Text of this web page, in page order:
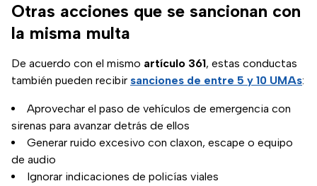
Otras acciones que se sancionan con
la misma multa
De acuerdo con el mismo artículo 361, estas conductas
también pueden recibir sanciones de entre 5 y 10 UMAs:
Aprovechar el paso de vehículos de emergencia con
sirenas para avanzar detrás de ellos
Generar ruido excesivo con claxon, escape o equipo
de audio
Ignorar indicaciones de policías viales